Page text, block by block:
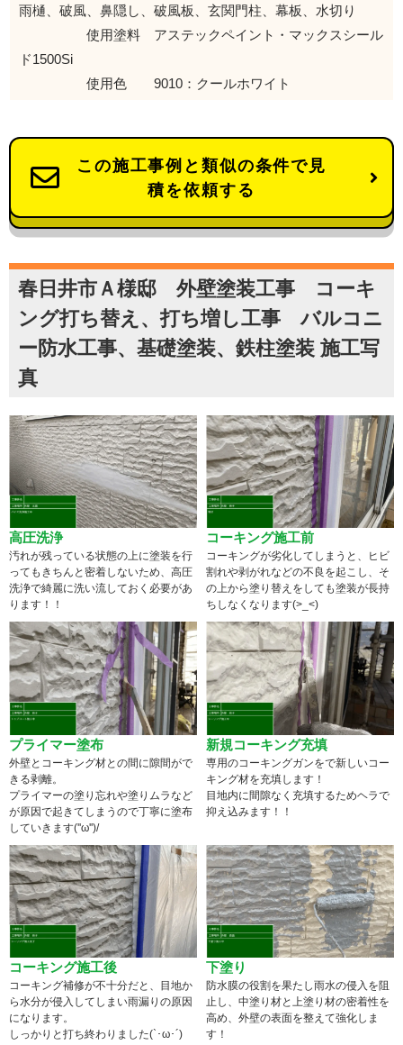
雨樋、破風、鼻隠し、破風板、玄関門柱、幕板、水切り
使用塗料 アステックペイント・マックスシール
ド1500Si
使用色 9010：クールホワイト
この施工事例と類似の条件で見
積を依頼する
春日井市Ａ様邸 外壁塗装工事 コーキ
ング打ち替え、打ち増し工事 バルコニ
ー防水工事、基礎塗装、鉄柱塗装 施工写
真
高圧洗浄
汚れが残っている状態の上に塗装を行
ってもきちんと密着しないため、高圧
洗浄で綺麗に洗い流しておく必要があ
ります！！
コーキング施工前
コーキングが劣化してしまうと、ヒビ
割れや剥がれなどの不良を起こし、そ
の上から塗り替えをしても塗装が長持
ちしなくなります(>_<)
プライマー塗布
外壁とコーキング材との間に隙間がで
きる剥離。
プライマーの塗り忘れや塗りムラなど
が原因で起きてしまうので丁寧に塗布
していきます(''ω'')/
新規コーキング充填
専用のコーキングガンをで新しいコー
キング材を充填します！
目地内に間隙なく充填するためヘラで
抑え込みます！！
コーキング施工後
コーキング補修が不十分だと、目地か
ら水分が侵入してしまい雨漏りの原因
になります。
しっかりと打ち終わりました(`･ω･´)
下塗り
防水膜の役割を果たし雨水の侵入を阻
止し、中塗り材と上塗り材の密着性を
高め、外壁の表面を整えて強化しま
す！